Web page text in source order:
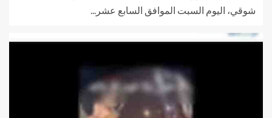
شوقي، اليوم السبت الموافق السابع عشر...